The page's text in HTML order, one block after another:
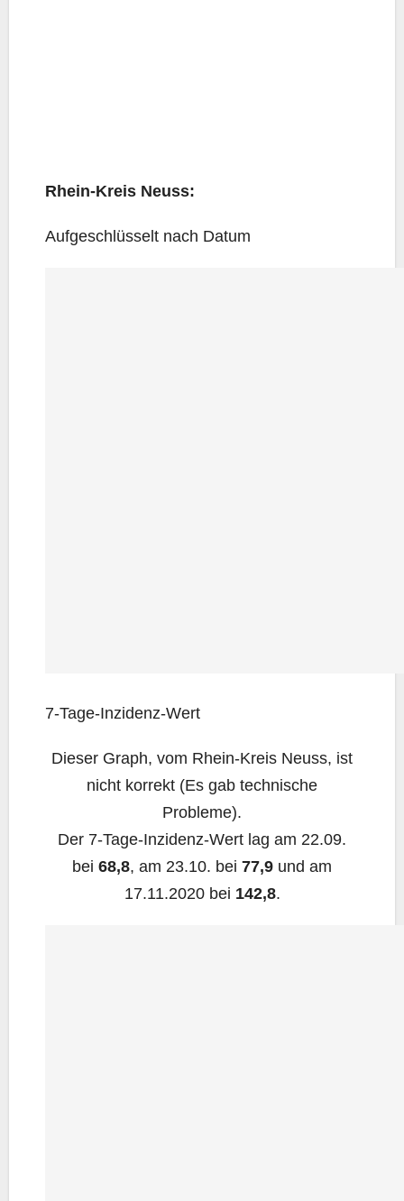
Rhein-Kreis Neuss:
Auf­ge­schlüs­selt nach Datum
7‑Ta­ge-Inzi­denz-Wert
Die­ser Graph, vom Rhein-Kreis Neuss, ist
nicht kor­rekt (Es gab tech­ni­sche
Probleme).
Der 7‑Ta­ge-Inzi­denz-Wert lag am 22.09.
bei 68,8, am 23.10. bei 77,9 und am
17.11.2020 bei 142,8.